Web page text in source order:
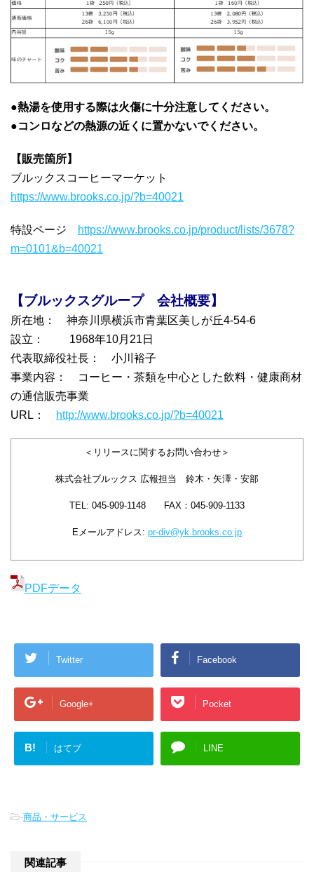
●熱湯を使用する際は火傷に十分注意してください。
●コンロなどの熱源の近くに置かないでください。
【販売箇所】
ブルックスコーヒーマーケット
https://www.brooks.co.jp/?b=40021
特設ページ
https://www.brooks.co.jp/product/lists/3678?
m=0101&b=40021
【ブルックスグループ 会社概要】
所在地： 神奈川県横浜市青葉区美しが丘4-54-6
設立： 1968年10月21日
代表取締役社長： 小川裕子
事業内容： コーヒー・茶類を中心とした飲料・健康商材
の通信販売事業
URL：
http://www.brooks.co.jp/?b=40021
＜リリースに関するお問い合わせ＞
株式会社ブルックス 広報担当 鈴木・矢澤・安部
TEL: 045-909-1148 FAX：045-909-1133
Eメールアドレス: pr-div@yk.brooks.co.jp
PDFデータ
Twitter Facebook
Google+ Pocket
B! はてブ LINE
-商品・サービス
関連記事